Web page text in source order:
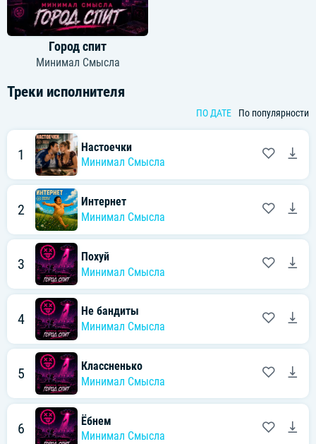
Город спит
Минимал Смысла
Треки исполнителя
ПО ДАТЕ По популярности
1
Настоечки
Минимал Смысла
2
Интернет
Минимал Смысла
3
Похуй
Минимал Смысла
4
Не бандиты
Минимал Смысла
5
Классненько
Минимал Смысла
6
Ёбнем
Минимал Смысла